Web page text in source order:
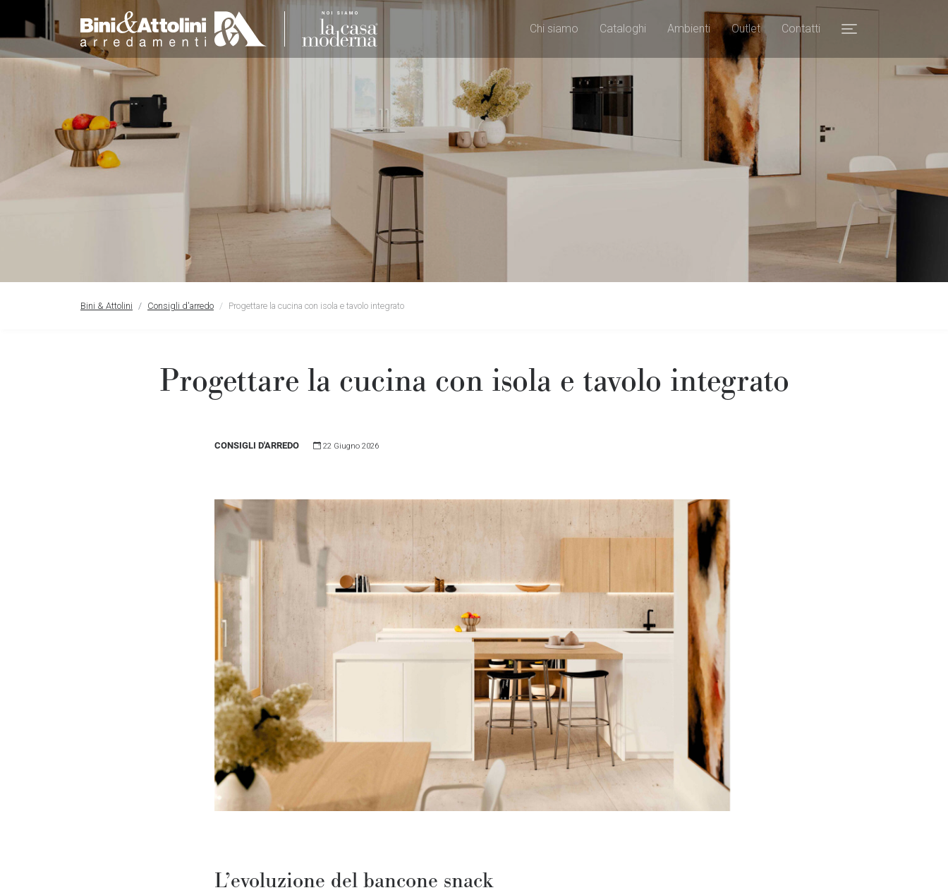
Chi siamo Cataloghi Ambienti Outlet Contatti
Bini & Attolini Consigli d'arredo Progettare la cucina con isola e tavolo integrato
Progettare la cucina con isola e tavolo integrato
CONSIGLI D'ARREDO 22 Giugno 2026
L’evoluzione del bancone snack